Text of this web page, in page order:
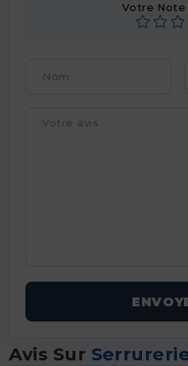
Votre Note
Avis Sur Serrurerie